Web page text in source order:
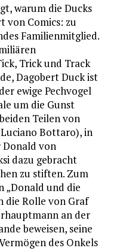
warum die Ducks
von Comics: zu
Familienmitglied.
Trick und Track
Dagobert Duck ist
ewige Pechvogel
um die Gunst
Teilen von
Bottaro), in
von
dazu gebracht
zu stiften. Zum
„Donald und die
die Rolle von Graf
an der
beweisen, seine
des Onkels